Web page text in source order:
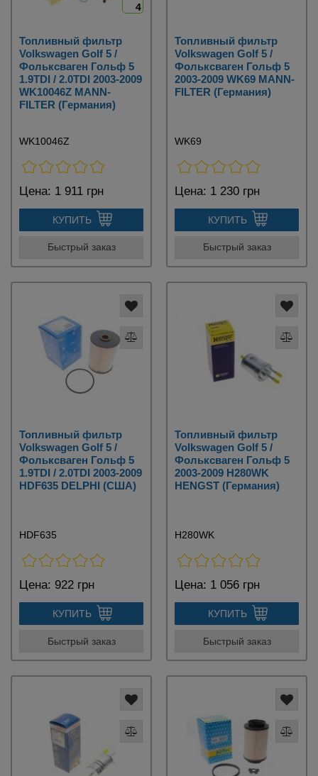
4
Топливный фильтр
Volkswagen Golf 5 /
Фольксваген Гольф 5
1.9TDI / 2.0TDI 2003-2009
WK10046Z MANN-
FILTER (Германия)
WK10046Z
Цена: 1 911 грн
КУПИТЬ
Быстрый заказ
Топливный фильтр
Volkswagen Golf 5 /
Фольксваген Гольф 5
2003-2009 WK69 MANN-
FILTER (Германия)
WK69
Цена: 1 230 грн
КУПИТЬ
Быстрый заказ
Топливный фильтр
Volkswagen Golf 5 /
Фольксваген Гольф 5
1.9TDI / 2.0TDI 2003-2009
HDF635 DELPHI (США)
HDF635
Цена: 922 грн
КУПИТЬ
Быстрый заказ
Топливный фильтр
Volkswagen Golf 5 /
Фольксваген Гольф 5
2003-2009 H280WK
HENGST (Германия)
H280WK
Цена: 1 056 грн
КУПИТЬ
Быстрый заказ